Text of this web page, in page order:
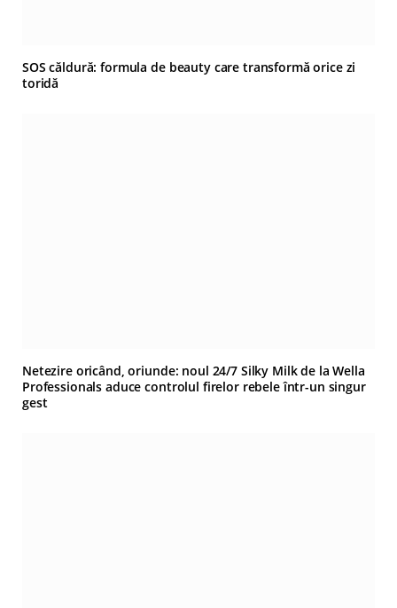
SOS căldură: formula de beauty care transformă orice zi
toridă
Netezire oricând, oriunde: noul 24/7 Silky Milk de la Wella
Professionals aduce controlul firelor rebele într-un singur
gest